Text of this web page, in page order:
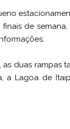
de
duas rampas
a Lagoa de